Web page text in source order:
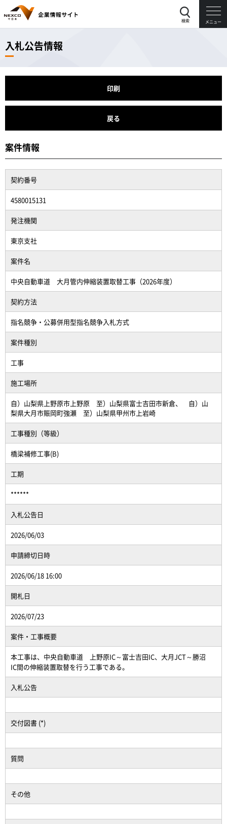
検索 メニュー
入札公告情報
印刷
戻る
案件情報
契約番号
4580015131
発注機関
東京支社
案件名
中央自動車道 大月管内伸縮装置取替工事（2026年度）
契約方法
指名競争・公募併用型指名競争入札方式
案件種別
工事
施工場所
自）山梨県上野原市上野原 至）山梨県富士吉田市新倉、 自）山
梨県大月市賑岡町強瀬 至）山梨県甲州市上岩崎
工事種別（等級）
橋梁補修工事(B)
工期
******
入札公告日
2026/06/03
申請締切日時
2026/06/18 16:00
開札日
2026/07/23
案件・工事概要
本工事は、中央自動車道 上野原IC～富士吉田IC、大月JCT～勝沼
IC間の伸縮装置取替を行う工事である。
入札公告
交付図書 (*)
質問
その他